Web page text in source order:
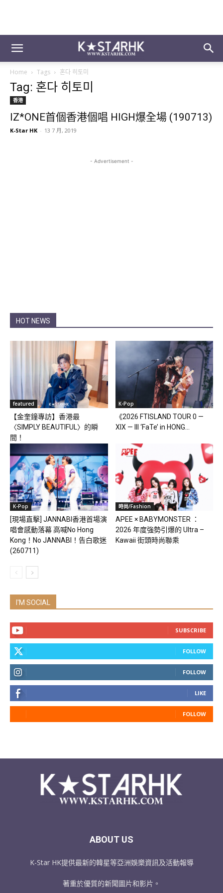
Home Tags 혼다 히토미
Tag: 혼다 히토미
香港
IZ*ONE首個香港個唱 HIGH爆全場 (190713)
K-Star HK - 13 7 月, 2019
- Advertisement -
HOT NEWS
featured
【金奎鐘專訪】香港最
〈SIMPLY BEAUTIFUL〉的瞬
間！
K-Pop
《2026 FTISLAND TOUR 0 —
XIX — III ‘FaTe’ in HONG...
K-Pop
[現場直擊] JANNABI香港首場演
唱會感動落幕 高喊No Hong
Kong！No JANNABI！告白歌迷
(260711)
時尚/Fashion
APEE × BABYMONSTER ：
2026 年度強勢引爆的 Ultra –
Kawaii 街頭時尚聯乘
I'M SOCIAL
SUBSCRIBE
FOLLOW
FOLLOW
LIKE
FOLLOW
ABOUT US
K-Star HK提供最新的韓星等亞洲娛樂資訊及活動報導
著重於優質的新聞圖片和影片。